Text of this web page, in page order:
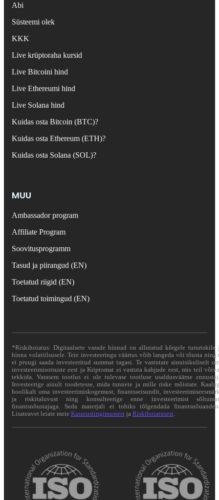
Abi
Süsteemi olek
KKK
Live krüptoraha kursid
Live Bitcoini hind
Live Ethereumi hind
Live Solana hind
Kuidas osta Bitcoin (BTC)?
Kuidas osta Ethereum (ETH)?
Kuidas osta Solana (SOL)?
MUU
Ambassador program
Affiliate Program
Soovitusprogramm
Tasud ja piirangud (EN)
Toetatud riigid (EN)
Toetatud toimingud (EN)
*Riskihoiatus: Digitaalsete varade hinnad on allutatud kõrgele tururiskile
hinna volatiilsusele. Teie investeeringu väärtus võib langeda või tõusta ning
ei pruugi saada investeeritud summat tagasi. Te vastutate ainuisikuliselt
investeerimisotsuste eest ja Kriptomat ei vastuta kahjude eest, mis teil
tekkida. Varasem tootlus ei ole tulevase tootluse usaldusväärne
Investeerige ainult toodetesse, mida tunnete ja mille riske mõistate.
hoolikalt oma investeerimiskogemust, finantsseisundit,
ja riskitaluvust ning konsulteerige enne investeerimist
finantsnõustajaga. Seda materjali ei tohiks tõlgendada
Lisateavet leiate meie Kasutustingimustest ja Riskihoiatusest